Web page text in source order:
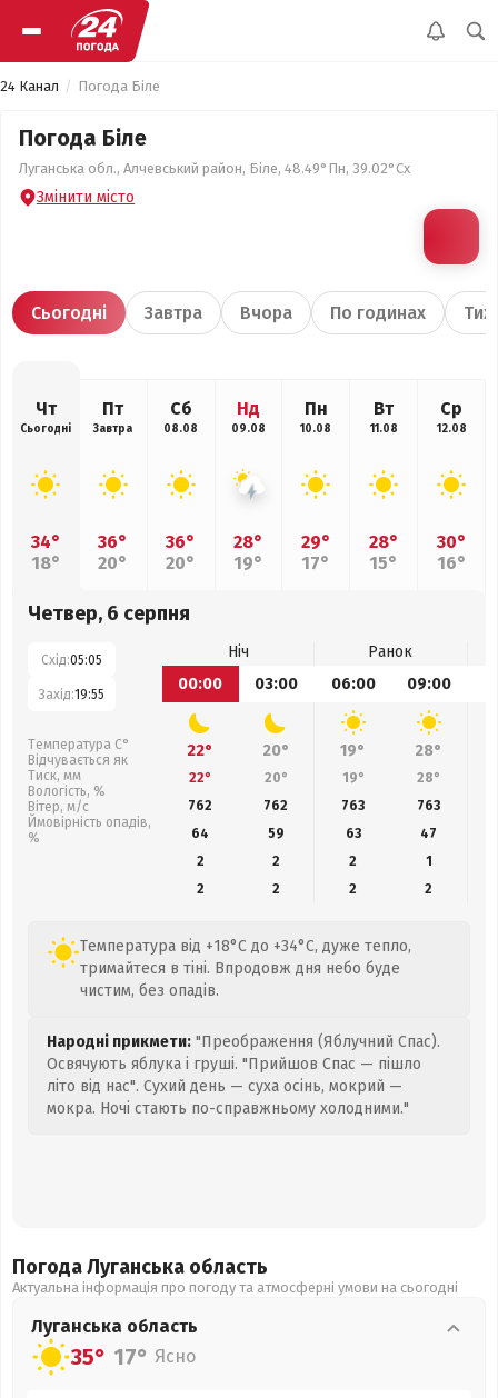
24 Канал Погода Біле
Погода Біле
Луганська обл., Алчевський район, Біле, 48.49°Пн, 39.02°Сх
Змінити місто
Сьогодні Завтра Вчора По годинах
Чт
Сьогодні
34°
18°
Пт
Завтра
36°
20°
Сб
08.08
36°
20°
Нд
09.08
28°
19°
Пн
10.08
29°
17°
Вт
11.08
28°
15°
Ср
12.08
30°
16°
Четвер, 6 серпня
Схід:05:05
Захід:19:55
Температура С°
Відчувається як
Тиск, мм
Вологість, %
Вітер, м/с
Ймовірність опадів,
%
Ніч
Ранок
00:00
03:00 06:00 09:00
22° 20° 19° 28°
22° 20° 19° 28°
762
762 763 763
64
59 63 47
2
2 2
1
2
2 2 2
Температура від +18°C до +34°C, дуже тепло,
тримайтеся в тіні. Впродовж дня небо буде
чистим, без опадів.
Народні прикмети: "Преображення (Яблучний Спас).
Освячують яблука і груші. "Прийшов Спас — пішло
літо від нас". Сухий день — суха осінь, мокрий —
мокра. Ночі стають по-справжньому холодними."
Погода Луганська область
Актуальна інформація про погоду та атмосферні умови на сьогодні
Луганська область
35° 17° Ясно